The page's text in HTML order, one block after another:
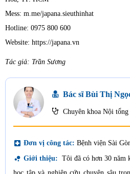
Mess: m.me/japana.sieuthinhat
Hotline: 0975 800 600
Website: https://japana.vn
Tác giả: Trần Sương
Bác sĩ Bùi Thị
Chuyên khoa Nội tổng
local_hospital Đơn vị công tác: Bệnh viện Sài
bubble_chart Giới thiệu: Tôi đã có hơn 30 năm